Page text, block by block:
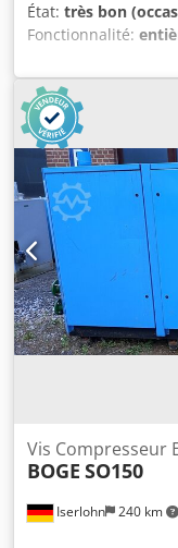
État: très bon
Fonctionnalité:
débit volumique:
Équipement:
technique : Crjdpfx
année de
courant alternatif
110 + 4 kW Vitesse
tr/min Tension de
Hz Armoire
complémentaires :
Pression de
Iserlohn 240 km
Vis Compresseur
BOGE SO150